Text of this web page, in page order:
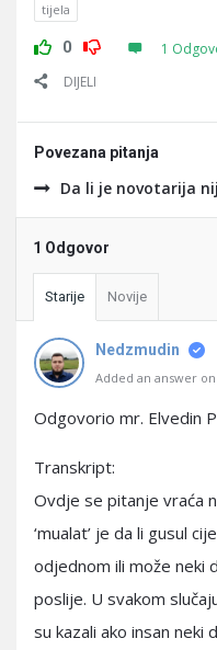
tijela
0 1
DIJELI
Povezana pitanja
Da li je novotarija
1 Odgovor
Starije Novije
Nedzmudin
Added an answer on
Odgovorio mr. Elvedin
Transkript:
Ovdje se pitanje vraća
‘mualat’ je da li gusul
odjednom ili može neki
poslije. U svakom
su kazali ako insan